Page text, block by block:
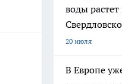
воды
20 июля
В Европе